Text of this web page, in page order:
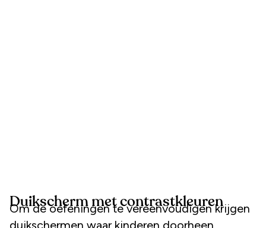
Duikscherm met contrastkleuren
Om de oefeningen te vereenvoudigen krijgen
duikschermen waar kinderen doorheen